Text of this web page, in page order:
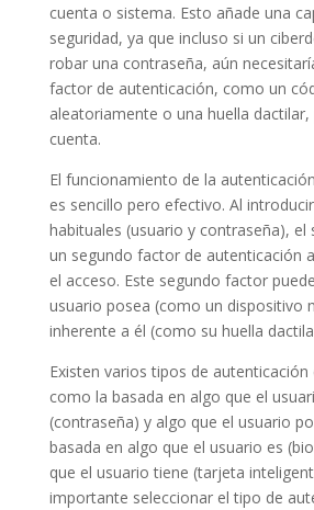
cuenta o sistema. Esto añade una
seguridad, ya que incluso si un
robar una contraseña, aún
factor de autenticación, como un
aleatoriamente o una huella dactilar,
cuenta.
El funcionamiento de la
es sencillo pero efectivo. Al
habituales (usuario y contraseña), el
un segundo factor de autenticación
el acceso. Este segundo factor
usuario posea (como un dispositivo
inherente a él (como su huella
Existen varios tipos de
como la basada en algo que el
(contraseña) y algo que el usuario
basada en algo que el usuario es
que el usuario tiene (tarjeta
importante seleccionar el tipo de